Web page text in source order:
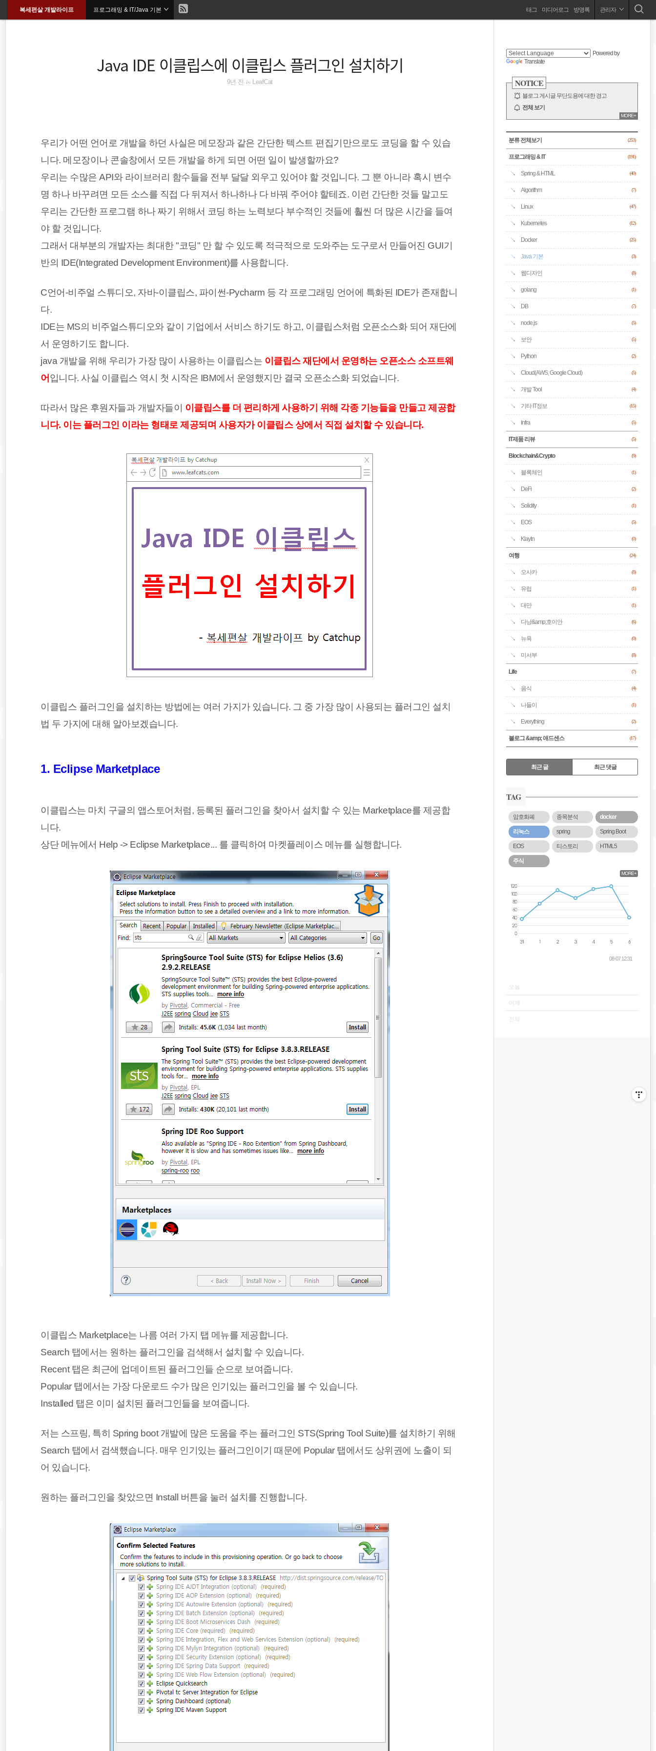
문
복세편살 개발라이프 현
치
프로그래밍 & IT/Java 기본
게
션
태그 미디어로그 방명록 관리자
Java IDE 이클립스에 이클립스 플러그인 설치하기
9년 전 byLeafCat
우리가 어떤 언어로 개발을 하던 사실은 메모장과 같은 간단한 텍스트 편집기만으로도 코딩을 할 수 있습
니다. 메모장이나 콘솔창에서 모든 개발을 하게 되면 어떤 일이 발생할까요?
우리는 수많은 API와 라이브러리 함수들을 전부 달달 외우고 있어야 할 것입니다. 그 뿐 아니라 혹시 변수
명 하나 바꾸려면 모든 소스를 직접 다 뒤져서 하나하나 다 바꿔 주어야 할테죠. 이런 간단한 것들 말고도
우리는 간단한 프로그램 하나 짜기 위해서 코딩 하는 노력보다 부수적인 것들에 훨씬 더 많은 시간을 들여
야 할 것입니다.
그래서 대부분의 개발자는 최대한 "코딩" 만 할 수 있도록 적극적으로 도와주는 도구로서 만들어진 GUI기
반의 IDE(Integrated Development Environment)를 사용합니다.
C언어-비주얼 스튜디오, 자바-이클립스, 파이썬-Pycharm 등 각 프로그래밍 언어에 특화된 IDE가 존재합니
다.
IDE는 MS의 비주얼스튜디오와 같이 기업에서 서비스 하기도 하고, 이클립스처럼 오픈소스화 되어 재단에
서 운영하기도 합니다.
java 개발을 위해 우리가 가장 많이 사용하는 이클립스는 이클립스 재단에서 운영하는 오픈소스 소프트웨
어 입니다. 사실 이클립스 역시 첫 시작은 IBM에서 운영했지만 결국 오픈소스화 되었습니다.
따라서 많은 후원자들과 개발자들이 이클립스를 더 편리하게 사용하기 위해 각종 기능들을 만들고 제공합
니다. 이는 플러그인 이라는 형태로 제공되며 사용자가 이클립스 상에서 직접 설치할 수 있습니다.
이클립스 플러그인을 설치하는 방법에는 여러 가지가 있습니다. 그 중 가장 많이 사용되는 플러그인 설치
법 두 가지에 대해 알아보겠습니다.
1. Eclipse Marketplace
이클립스는 마치 구글의 앱스토어처럼, 등록된 플러그인을 찾아서 설치할 수 있는 Marketplace를 제공합
니다.
상단 메뉴에서 Help -> Eclipse Marketplace... 를 클릭하여 마켓플레이스 메뉴를 실행합니다.
이클립스 Marketplace는 나름 여러 가지 탭 메뉴를 제공합니다.
Search 탭에서는 원하는 플러그인을 검색해서 설치할 수 있습니다.
Recent 탭은 최근에 업데이트된 플러그인들 순으로 보여줍니다.
Popular 탭에서는 가장 다운로드 수가 많은 인기있는 플러그인을 볼 수 있습니다.
Installed 탭은 이미 설치된 플러그인들을 보여줍니다.
저는 스프링, 특히 Spring boot 개발에 많은 도움을 주는 플러그인 STS(Spring Tool Suite)를 설치하기 위해
Search 탭에서 검색했습니다. 매우 인기있는 플러그인이기 때문에 Popular 탭에서도 상위권에 노출이 되
어 있습니다.
원하는 플러그인을 찾았으면 Install 버튼을 눌러 설치를 진행합니다.
Powered by
Translate
NOTICE
블로그 게시글 무단도용에 대한 경고
전체 보기
MORE+
CATEGORY
분류 전체보기 (253)
프로그래밍 & IT (191)
Spring & HTML (40)
Algorithm (7)
Linux (47)
Kubernetes (12)
Docker (25)
Java 기본 (3)
웹디자인 (8)
golang (1)
DB (7)
node.js (5)
보안 (5)
Python (2)
Cloud(AWS, Google Cloud) (5)
개발 Tool (4)
기타 IT정보 (15)
Infra (5)
IT제품 리뷰 (5)
Blockchain&Crypto (9)
블록체인 (1)
DeFi (2)
Solidity (1)
EOS (5)
Klaytn (0)
여행 (24)
오사카 (8)
유럽 (1)
대만 (1)
다낭&amp;호이안 (6)
뉴욕 (0)
미서부 (8)
Life (7)
음식 (4)
나들이 (1)
Everything (2)
블로그 &amp; 애드센스 (17)
RECENTLY
최근 글 최근 댓글
근
글
TAG
암호화폐 종목분석 docker
리눅스 spring Spring Boot
EOS 티스토리 HTML5
주식
MORE+
08-07 12:31
오늘
어제
전체
docker
리눅스
spring